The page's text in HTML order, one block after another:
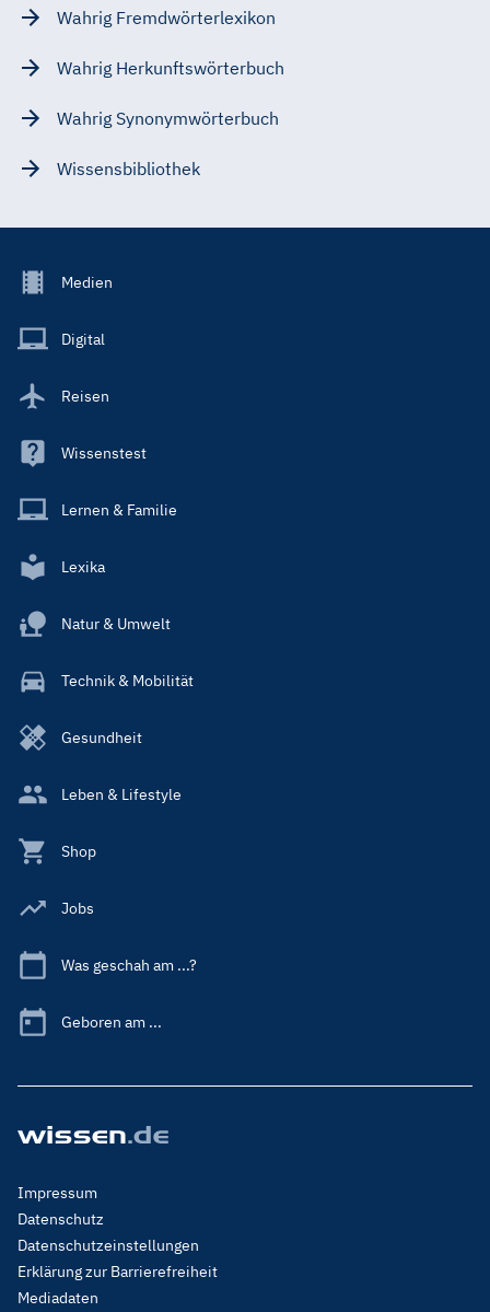
Wahrig Fremdwörterlexikon
Wahrig Herkunftswörterbuch
Wahrig Synonymwörterbuch
Wissensbibliothek
Footer
Main
Medien
Digital
Reisen
Wissenstest
Lernen & Familie
Lexika
Natur & Umwelt
Technik & Mobilität
Gesundheit
Leben & Lifestyle
Shop
Jobs
Was geschah am ...?
Geboren am ...
Footer
Menu
Legal
Impressum
Datenschutz
Datenschutzeinstellungen
Erklärung zur Barrierefreiheit
Mediadaten